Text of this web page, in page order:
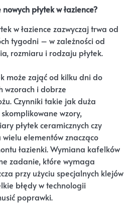
płytek w łazience?
w łazience zazwyczaj trwa od
tygodni – w zależności od
rozmiaru i rodzaju płytek.
może zająć od kilku dni do
wzorach i dobrze
Czynniki takie jak duża
wzory,
płytek ceramicznych czy
elementów znacząco
łazienki. Wymiana kafelków
zadanie, które wymaga
przy użyciu specjalnych klejów
błędy w technologii
poprawki.